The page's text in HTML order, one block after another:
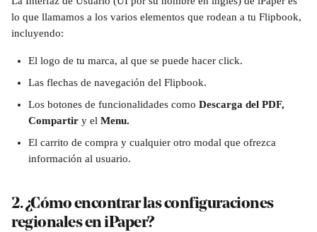
lo que llamamos a los varios elementos que rodean a tu Flipbook,
incluyendo:
El logo de tu marca, al que se puede hacer click.
Las flechas de navegación del Flipbook.
Los botones de funcionalidades como Descarga del PDF,
Compartir y el Menu.
El carrito de compra y cualquier otro modal que ofrezca
información al usuario.
2. ¿Cómo encontrar las configuraciones
regionales en iPaper?